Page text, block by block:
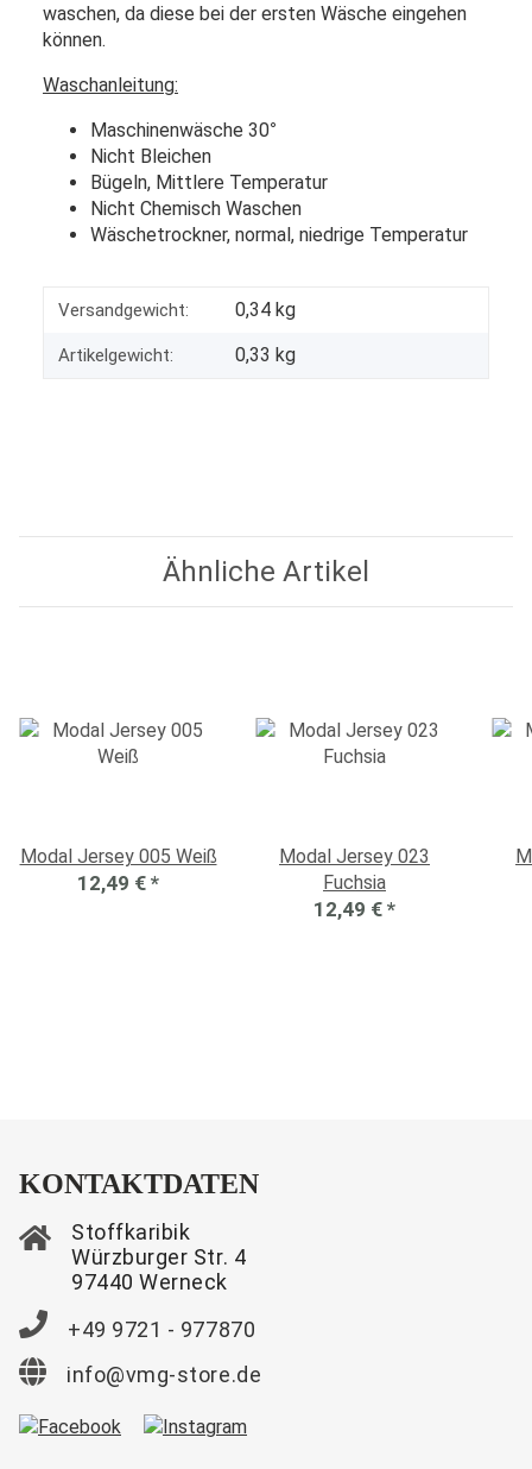
waschen, da diese bei der ersten Wäsche eingehen
können.
Waschanleitung:
Maschinenwäsche 30°
Nicht Bleichen
Bügeln, Mittlere Temperatur
Nicht Chemisch Waschen
Wäschetrockner, normal, niedrige Temperatur
Versandgewicht: 0,34 kg
Artikelgewicht: 0,33 kg
Ähnliche Artikel
Modal Jersey 005 Weiß
12,49 € *
Modal Jersey 023
Fuchsia
12,49 € *
KONTAKTDATEN
Stoffkaribik
Würzburger Str. 4
97440 Werneck
+49 9721 - 977870
info@vmg-store.de